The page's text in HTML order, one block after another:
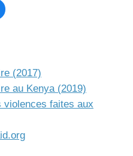
(2017)
au Kenya (2019)
violences faites aux